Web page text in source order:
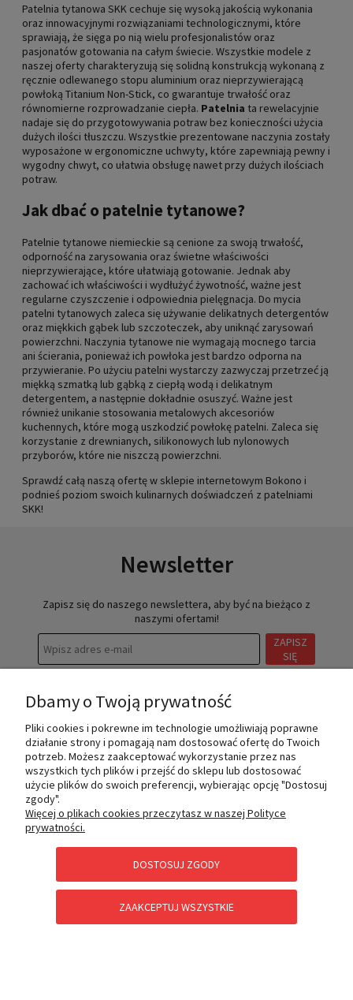
Patelnia tytanowa SKK cechuje się wysoką jakością wykonania
oraz innowacyjnymi rozwiązaniami technologicznymi, które
sprawiają, że sięga po nią wielu profesjonalistów oraz
pasjonatów gotowania na całym świecie. Wszystkie modele z
naszej oferty charakteryzują się solidną konstrukcją wykonaną z
ręcznie odlewanego stopu aluminium oraz nieprzywierającą
powłoką Titanium Non-Stick, co gwarantuje trwałość oraz
równomierne rozprowadzanie ciepła. Patelnia ta rewelacyjnie
nadaje się do przygotowywania potraw bez konieczności użycia
dużych ilości tłuszczu. Wszystkie prezentowane naczynia zostały
wyposażone w ergonomiczne uchwyty, które zapewniają pewny i
wygodny chwyt, co ułatwia obsługę nawet przy dużych ilościach
potraw.
Jak dbać o patelnie tytanowe?
Patelnie tytanowe niemieckie są cenione za swoją trwałość,
odporność na zarysowania oraz świetne właściwości
nieprzywierające, które ułatwiają gotowanie. Jednak aby
zachować ich właściwości i wydłużyć żywotność, ważne jest
regularne czyszczenie i odpowiednia pielęgnacja. Do mycia
patelni tytanowych zaleca się używanie delikatnych detergentów
oraz miękkich gąbek lub szczoteczek, aby uniknąć zarysowań
powierzchni. Naczynia tytanowe nie wymagają mocnego tarcia
ani ścierania, ponieważ ich powłoka jest bardzo odporna na
przywieranie. Po użyciu patelni wystarczy zazwyczaj przetrzeć ją
miękką szmatką lub gąbką z ciepłą wodą i delikatnym
detergentem, a następnie dokładnie osuszyć. Ważne jest
również unikanie stosowania metalowych akcesoriów
kuchennych, które mogą uszkodzić powłokę patelni. Zaleca się
korzystanie z drewnianych, silikonowych lub nylonowych
przyborów, które nie niszczą powierzchni.
Sprawdź całą naszą ofertę w sklepie internetowym Bokono i
podnieś poziom swoich kulinarnych doświadczeń z patelniami
SKK!
Newsletter
Zapisz się do naszego newslettera, aby być na bieżąco z
naszymi ofertami!
ZAPISZ
SIĘ
MOJE KONTO
O NAS
PŁATNOŚCI I DOSTAWA
Dbamy o Twoją prywatność
Pliki cookies i pokrewne im technologie umożliwiają poprawne
działanie strony i pomagają nam dostosować ofertę do Twoich
potrzeb. Możesz zaakceptować wykorzystanie przez nas
wszystkich tych plików i przejść do sklepu lub dostosować
użycie plików do swoich preferencji, wybierając opcję "Dostosuj
zgody".
Więcej o plikach cookies przeczytasz w naszej Polityce
prywatności.
DOSTOSUJ ZGODY
ZAAKCEPTUJ WSZYSTKIE